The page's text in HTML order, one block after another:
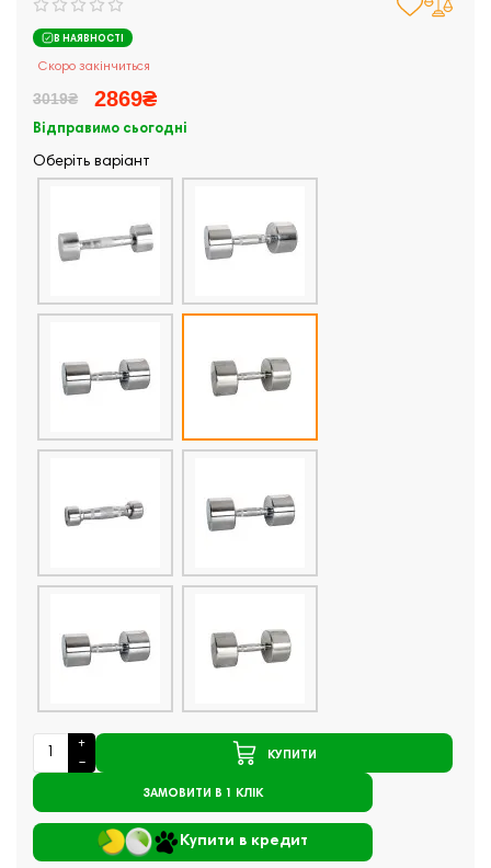
В НАЯВНОСТІ
Скоро закінчиться
3019₴ 2869₴
Відправимо сьогодні
Оберіть варіант
КУПИТИ
ЗАМОВИТИ В 1 КЛІК
Купити в кредит